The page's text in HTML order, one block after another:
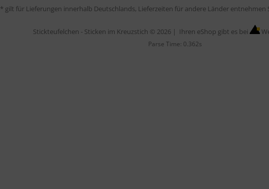
* gilt für Lieferungen innerhalb Deutschlands, Lieferzeiten für andere Länder entnehmen
Stickteufelchen - Sticken im Kreuzstich © 2026 | Ihren eShop gibt es bei
Parse Time: 0.362s